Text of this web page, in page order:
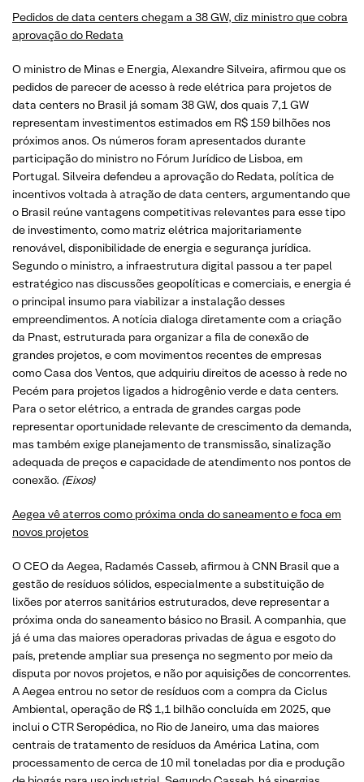
Pedidos de data centers chegam a 38 GW, diz ministro que cobra
aprovação do Redata
O ministro de Minas e Energia, Alexandre Silveira, afirmou que os
pedidos de parecer de acesso à rede elétrica para projetos de
data centers no Brasil já somam 38 GW, dos quais 7,1 GW
representam investimentos estimados em R$ 159 bilhões nos
próximos anos. Os números foram apresentados durante
participação do ministro no Fórum Jurídico de Lisboa, em
Portugal. Silveira defendeu a aprovação do Redata, política de
incentivos voltada à atração de data centers, argumentando que
o Brasil reúne vantagens competitivas relevantes para esse tipo
de investimento, como matriz elétrica majoritariamente
renovável, disponibilidade de energia e segurança jurídica.
Segundo o ministro, a infraestrutura digital passou a ter papel
estratégico nas discussões geopolíticas e comerciais, e energia é
o principal insumo para viabilizar a instalação desses
empreendimentos. A notícia dialoga diretamente com a criação
da Pnast, estruturada para organizar a fila de conexão de
grandes projetos, e com movimentos recentes de empresas
como Casa dos Ventos, que adquiriu direitos de acesso à rede no
Pecém para projetos ligados a hidrogênio verde e data centers.
Para o setor elétrico, a entrada de grandes cargas pode
representar oportunidade relevante de crescimento da demanda,
mas também exige planejamento de transmissão, sinalização
adequada de preços e capacidade de atendimento nos pontos de
conexão. (Eixos)
Aegea vê aterros como próxima onda do saneamento e foca em
novos projetos
O CEO da Aegea, Radamés Casseb, afirmou à CNN Brasil que a
gestão de resíduos sólidos, especialmente a substituição de
lixões por aterros sanitários estruturados, deve representar a
próxima onda do saneamento básico no Brasil. A companhia, que
já é uma das maiores operadoras privadas de água e esgoto do
país, pretende ampliar sua presença no segmento por meio da
disputa por novos projetos, e não por aquisições de concorrentes.
A Aegea entrou no setor de resíduos com a compra da Ciclus
Ambiental, operação de R$ 1,1 bilhão concluída em 2025, que
inclui o CTR Seropédica, no Rio de Janeiro, uma das maiores
centrais de tratamento de resíduos da América Latina, com
processamento de cerca de 10 mil toneladas por dia e produção